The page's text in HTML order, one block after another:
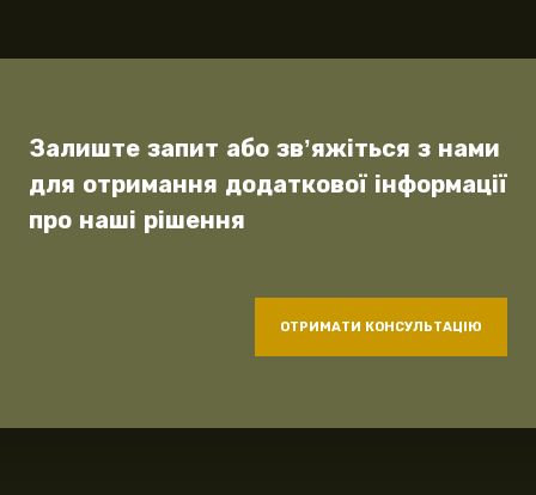
Залиште запит або зв’яжіться з нами
для отримання додаткової інформації
про наші рішення
ОТРИМАТИ КОНСУЛЬТАЦІЮ